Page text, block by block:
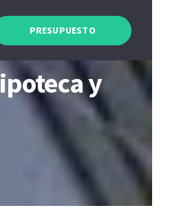
PRESUPUESTO
y